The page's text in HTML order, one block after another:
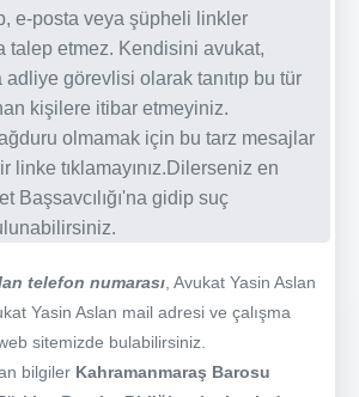
e-posta veya şüpheli linkler
talep etmez. Kendisini avukat,
görevlisi olarak tanıtıp bu tür
kişilere itibar etmeyiniz.
olmamak için bu tarz mesajlar
linke tıklamayınız.Dilerseniz en
Başsavcılığı'na gidip suç
telefon numarası , Avukat Yasin Aslan
Yasin Aslan mail adresi ve çalışma
sitemizde bulabilirsiniz.
bilgiler Kahramanmaraş Barosu